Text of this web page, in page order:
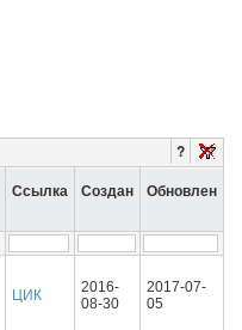
?
Ссылка Создан Обновлен
ЦИК
2016-
08-30
2017-07-
05